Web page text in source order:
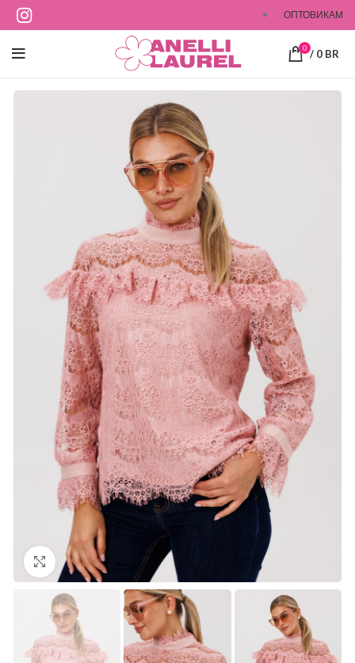
ОПТОВИКАМ
0 / 0 BR
Нажмите, чтобы увеличить изображение